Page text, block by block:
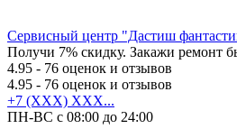
Сервисный центр "Дастиш
Получи 7% скидку. Закажи ремонт
4.95 - 76 оценок и отзывов
4.95 - 76 оценок и отзывов
+7 (XXX) XXX...
ПН-ВС с 08:00 до 24:00